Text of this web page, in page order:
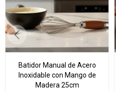
Batidor Manual de Acero
Inoxidable con Mango de
Madera 25cm